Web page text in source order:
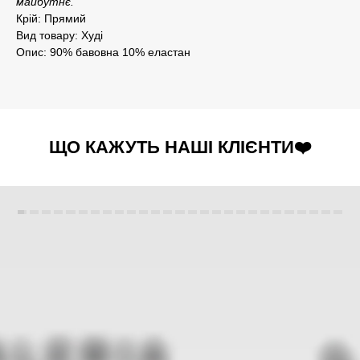
Крій: Прямий
Вид товару: Худі
Опис: 90% бавовна 10% еластан
ЩО КАЖУТЬ НАШІ КЛІЄНТИ❤️